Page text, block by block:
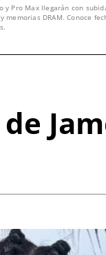
y Pro Max llegarán con
memorias DRAM. Conoce